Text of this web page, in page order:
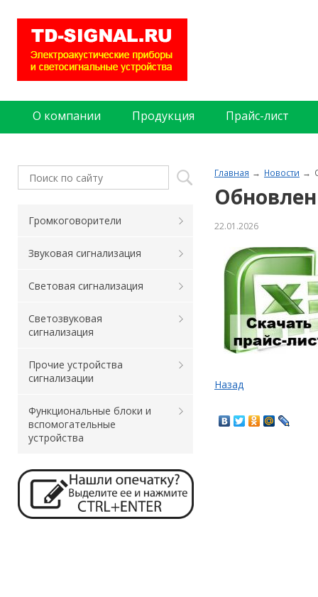
О компании Продукция Прайс-лист
Главная Новости
22.01.2026
Назад
Громкоговорители
Звуковая сигнализация
Световая сигнализация
Светозвуковая
сигнализация
Прочие устройства
сигнализации
Функциональные блоки и
вспомогательные
устройства